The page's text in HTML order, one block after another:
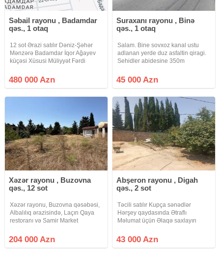
Səbail rayonu , Badamdar
qəs., 1 otaq
12 sot Ərazi satılır Dəniz-Şəhər
Mənzərə Badamdar İqor Ağayev
küçəsi Xüsusi Müliyyət Fərdi
480 000 Azn
Suraxanı rayonu , Binə
qəs., 1 otaq
Salam. Bine sovxoz kanal ustu
adlanan yerde duz asfaltin qiragi.
Sehidler abidesine 350m
xettinin ustunde kupcali torpaq
satilir. 4.5 sot. 45 000 Azn. Real
45 000 Azn
Xəzər rayonu , Buzovna
qəs., 12 sot
Xəzər rayonu, Buzovna qəsəbəsi,
Albalılıq ərazisində, Laçın Qaya
restoranı və Samir Market
torpaq sahəsi satılır. Torpaq sahəsi
çox əlverişli yerləşməyə malikdir
204 000 Azn
Abşeron rayonu , Digah
qəs., 2 sot
Təcili satılır Kupça sənədlər
Hərşey qaydasında Ətraflı
Məlumat üçün Əlaqə saxlayın
43 000 Azn